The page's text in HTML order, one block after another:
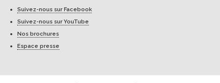
Suivez-nous sur Facebook
Suivez-nous sur YouTube
Nos brochures
Espace presse